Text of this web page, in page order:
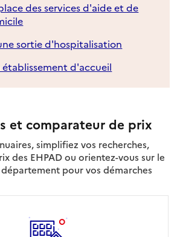
des services d'aide et de
sortie d'hospitalisation
établissement d'accueil
et comparateur de prix
simplifiez vos recherches,
des EHPAD ou orientez-vous sur le
pour vos démarches